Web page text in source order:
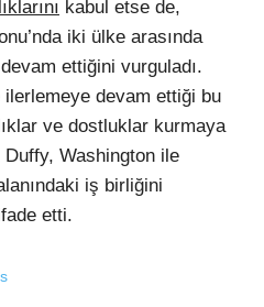
Youtube
kabul etse de,
iki ülke arasında
ettiğini vurguladı.
ilerlemeye devam ettiği bu
ve dostluklar kurmaya
Washington ile
iş birliğini
etti.